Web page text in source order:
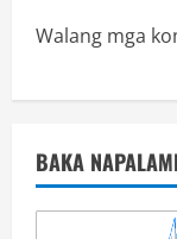
Walang mga
BAKA